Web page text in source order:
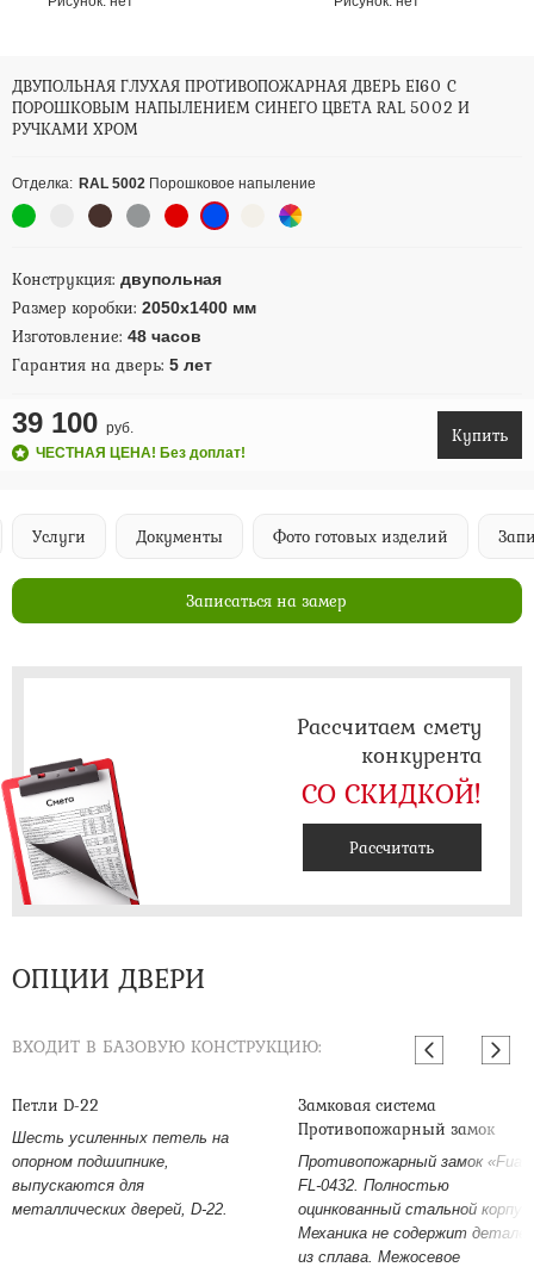
ДВУПОЛЬНАЯ ГЛУХАЯ ПРОТИВОПОЖАРНАЯ ДВЕРЬ EI60 С
ПОРОШКОВЫМ НАПЫЛЕНИЕМ СИНЕГО ЦВЕТА RAL 5002 И
РУЧКАМИ ХРОМ
Отделка: RAL 5002 Порошковое напыление
Конструкция: двупольная
Размер коробки: 2050х1400 мм
Изготовление: 48 часов
Гарантия на дверь: 5 лет
39 100 руб.
ЧЕСТНАЯ ЦЕНА! Без доплат!
Купить
Услуги Документы Фото готовых изделий
Записаться на замер
Рассчитаем смету
конкурента
СО СКИДКОЙ!
Рассчитать
ОПЦИИ ДВЕРИ
ВХОДИТ В БАЗОВУЮ КОНСТРУКЦИЮ:
Петли D-22
Шесть усиленных петель на
опорном подшипнике,
выпускаются для
металлических дверей, D-22.
Замковая система
Противопожарный замок
Противопожарный замок
FL-0432. Полностью
оцинкованный стальной корпус.
Механика не содержит деталей
из сплава. Межосевое